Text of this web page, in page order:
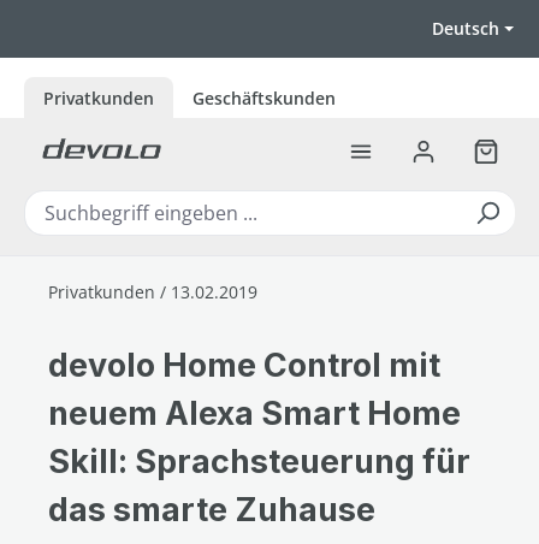
Deutsch
Privatkunden Geschäftskunden
Privatkunden / 13.02.2019
devolo Home Control mit
neuem Alexa Smart Home
Skill: Sprachsteuerung für
das smarte Zuhause